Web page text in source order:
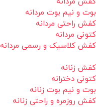
بوت و نیم بوت مردانه
کفش راحتی مردانه
کتونی مردانه
کفش کلاسیک و رسمی مردانه
کفش زنانه
کتونی دخترانه
بوت و نیم بوت زنانه
کفش روزمره و راحتی زنانه